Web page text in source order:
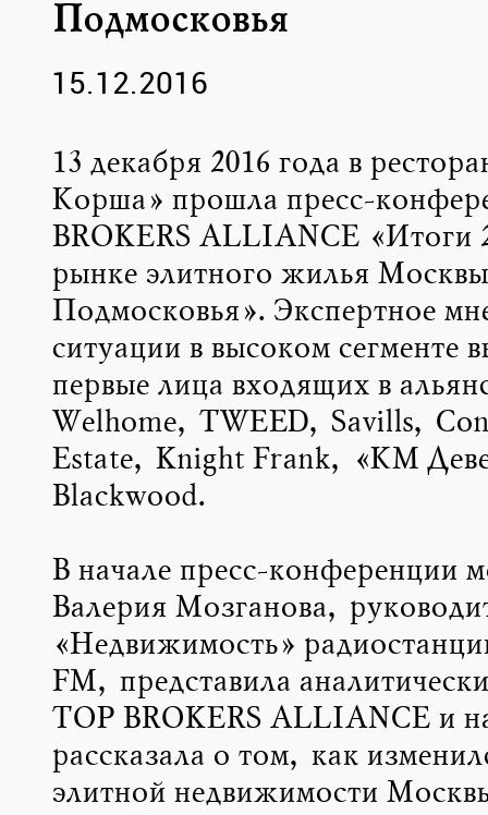
Подмосковья
15.12.2016
13 декабря 2016 года в
Корша» прошла пресс-
BROKERS ALLIANCE «Итоги
рынке элитного жилья
Подмосковья». Экспертное
ситуации в высоком сегменте
первые лица входящих в
Welhome, TWEED, Savills,
Estate, Knight Frank, «КМ
Blackwood.
В начале пресс-конференции
Валерия Мозганова,
«Недвижимость»
FM, представила
ТОР BROKERS ALLIANCE и
рассказала о том, как
элитной недвижимости